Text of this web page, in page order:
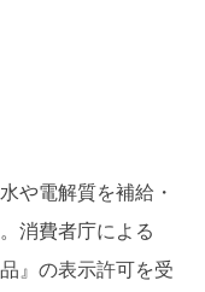
や電解質を補給・
消費者庁による
』の表示許可を受